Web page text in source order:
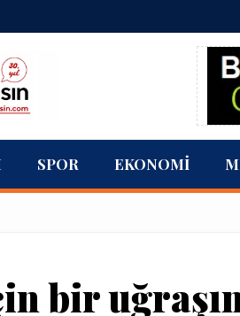
SPOR EKONOMI
bir